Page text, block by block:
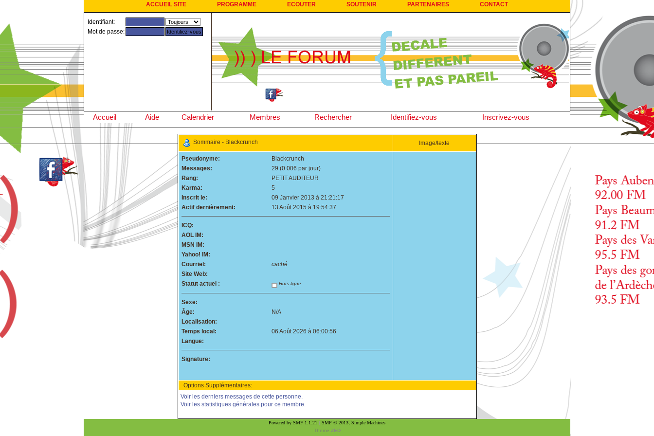
ACCUEIL SITE PROGRAMME ECOUTER SOUTENIR PARTENAIRES CONTACT
Identifiant:
Mot de passe:
Accueil Aide Calendrier Membres Rechercher Identifiez-vous Inscrivez-vous
Sommaire - Blackcrunch Image/texte
Pseudonyme:
Blackcrunch
Messages:
29 (0.006 par jour)
Rang:
PETIT AUDITEUR
Karma:
5
Inscrit le:
09 Janvier 2013 à 21:21:17
Actif dernièrement:
13 Août 2015 à 19:54:37
ICQ:
AOL IM:
MSN IM:
Yahoo! IM:
Courriel:
caché
Site Web:
Statut actuel :
Hors ligne
Sexe:
Âge:
N/A
Localisation:
Temps local:
06 Août 2026 à 06:00:56
Langue:
Signature:
Options Supplémentaires:
Voir les derniers messages de cette personne.
Voir les statistiques générales pour ce membre.
Powered by SMF 1.1.21 | SMF © 2013, Simple Machines
Theme ZED